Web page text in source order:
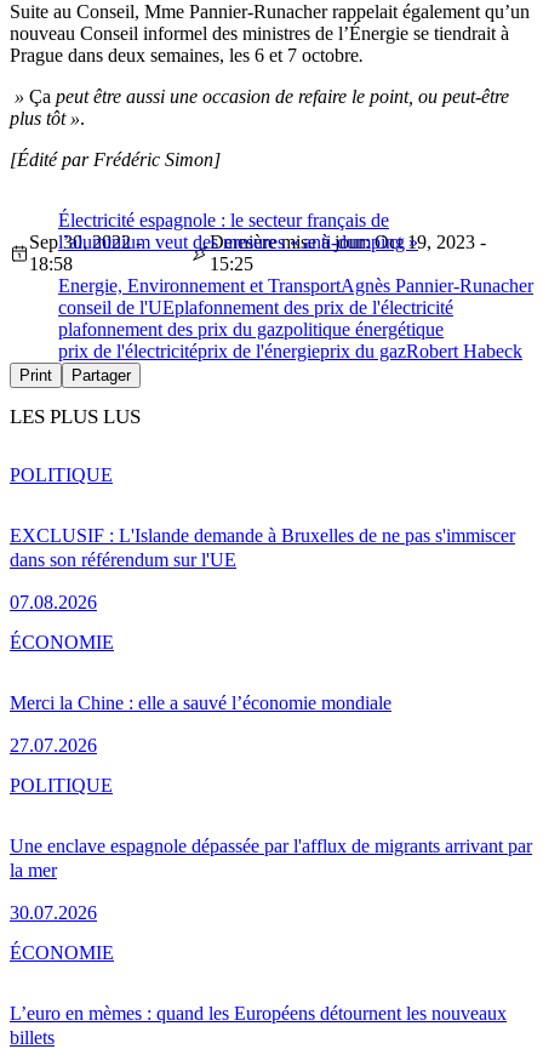
Suite au Conseil, Mme Pannier-Runacher rappelait également qu’un
nouveau Conseil informel des ministres de l’Énergie se tiendrait à
Prague dans deux semaines, les 6 et 7 octobre.
» Ça peut être aussi une occasion de refaire le point, ou peut-être
plus tôt ».
[Édité par Frédéric Simon]
Électricité espagnole : le secteur français de
l’aluminium veut des mesures « anti-dumping »
Sep 30, 2022 -
18:58
Dernière mise à jour: Oct 19, 2023 -
15:25
Energie, Environnement et TransportAgnès Pannier-Runacher
conseil de l'UEplafonnement des prix de l'électricité
plafonnement des prix du gazpolitique énergétique
prix de l'électricitéprix de l'énergieprix du gazRobert Habeck
Print Partager
LES PLUS LUS
EXCLUSIF : L'Islande demande à Bruxelles de ne pas s'immiscer
dans son référendum sur l'UE
07.08.2026
POLITIQUE
Merci la Chine : elle a sauvé l’économie mondiale
27.07.2026
ÉCONOMIE
Une enclave espagnole dépassée par l'afflux de migrants arrivant par
la mer
30.07.2026
POLITIQUE
L’euro en mèmes : quand les Européens détournent les nouveaux
billets
ÉCONOMIE